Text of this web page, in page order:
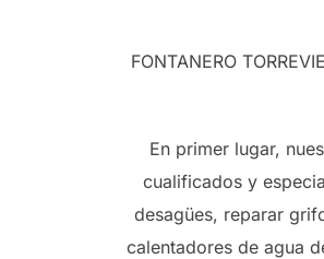
FONTANERO
En primer lugar,
cualificados y
desagües, reparar
calentadores de agua